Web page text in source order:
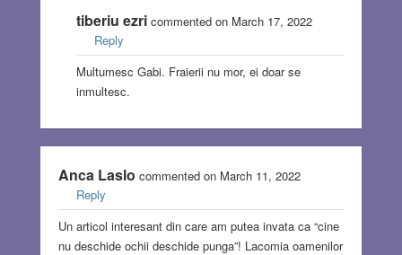
tiberiu ezricommented on March 17, 2022
Reply
Multumesc Gabi. Fraierii nu mor, ei doar se
inmultesc.
Anca Laslo commented on March 11, 2022
Reply
Un articol interesant din care am putea invata ca “cine
nu deschide ochii deschide punga”! Lacomia oamenilor